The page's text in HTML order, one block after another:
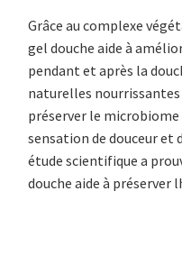
Grâce au complexe
gel douche aide à
pendant et après la
naturelles
préserver le microbiome
sensation de douceur et
étude scientifique a
douche aide à préserver